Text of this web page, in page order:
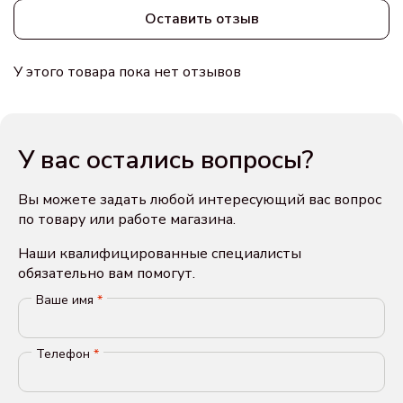
Оставить отзыв
У этого товара пока нет отзывов
У вас остались вопросы?
Вы можете задать любой интересующий вас вопрос
по товару или работе магазина.
Наши квалифицированные специалисты
обязательно вам помогут.
Ваше имя *
Телефон *